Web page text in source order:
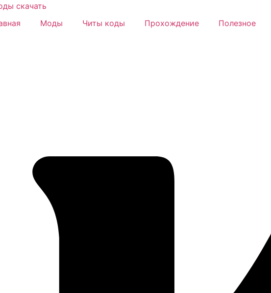
Моды Читы коды Прохождение
Полезное